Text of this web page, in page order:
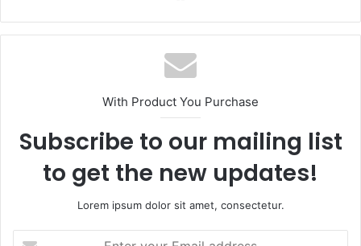
b
s
i
e
With Product You Purchase
Subscribe to our mailing list
to get the new updates!
Lorem ipsum dolor sit amet, consectetur.